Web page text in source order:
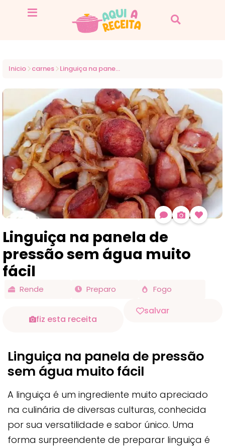
Inicio carnes Linguiça na panela de pressão sem água muito fácil
Linguiça na panela de
pressão sem água muito
fácil
Rende Preparo Fogo
fiz esta receita
salvar
Linguiça na panela de pressão
sem água muito fácil
A linguiça é um ingrediente muito apreciado
na culinária de diversas culturas, conhecida
por sua versatilidade e sabor único. Uma
forma surpreendente de preparar linguiça é